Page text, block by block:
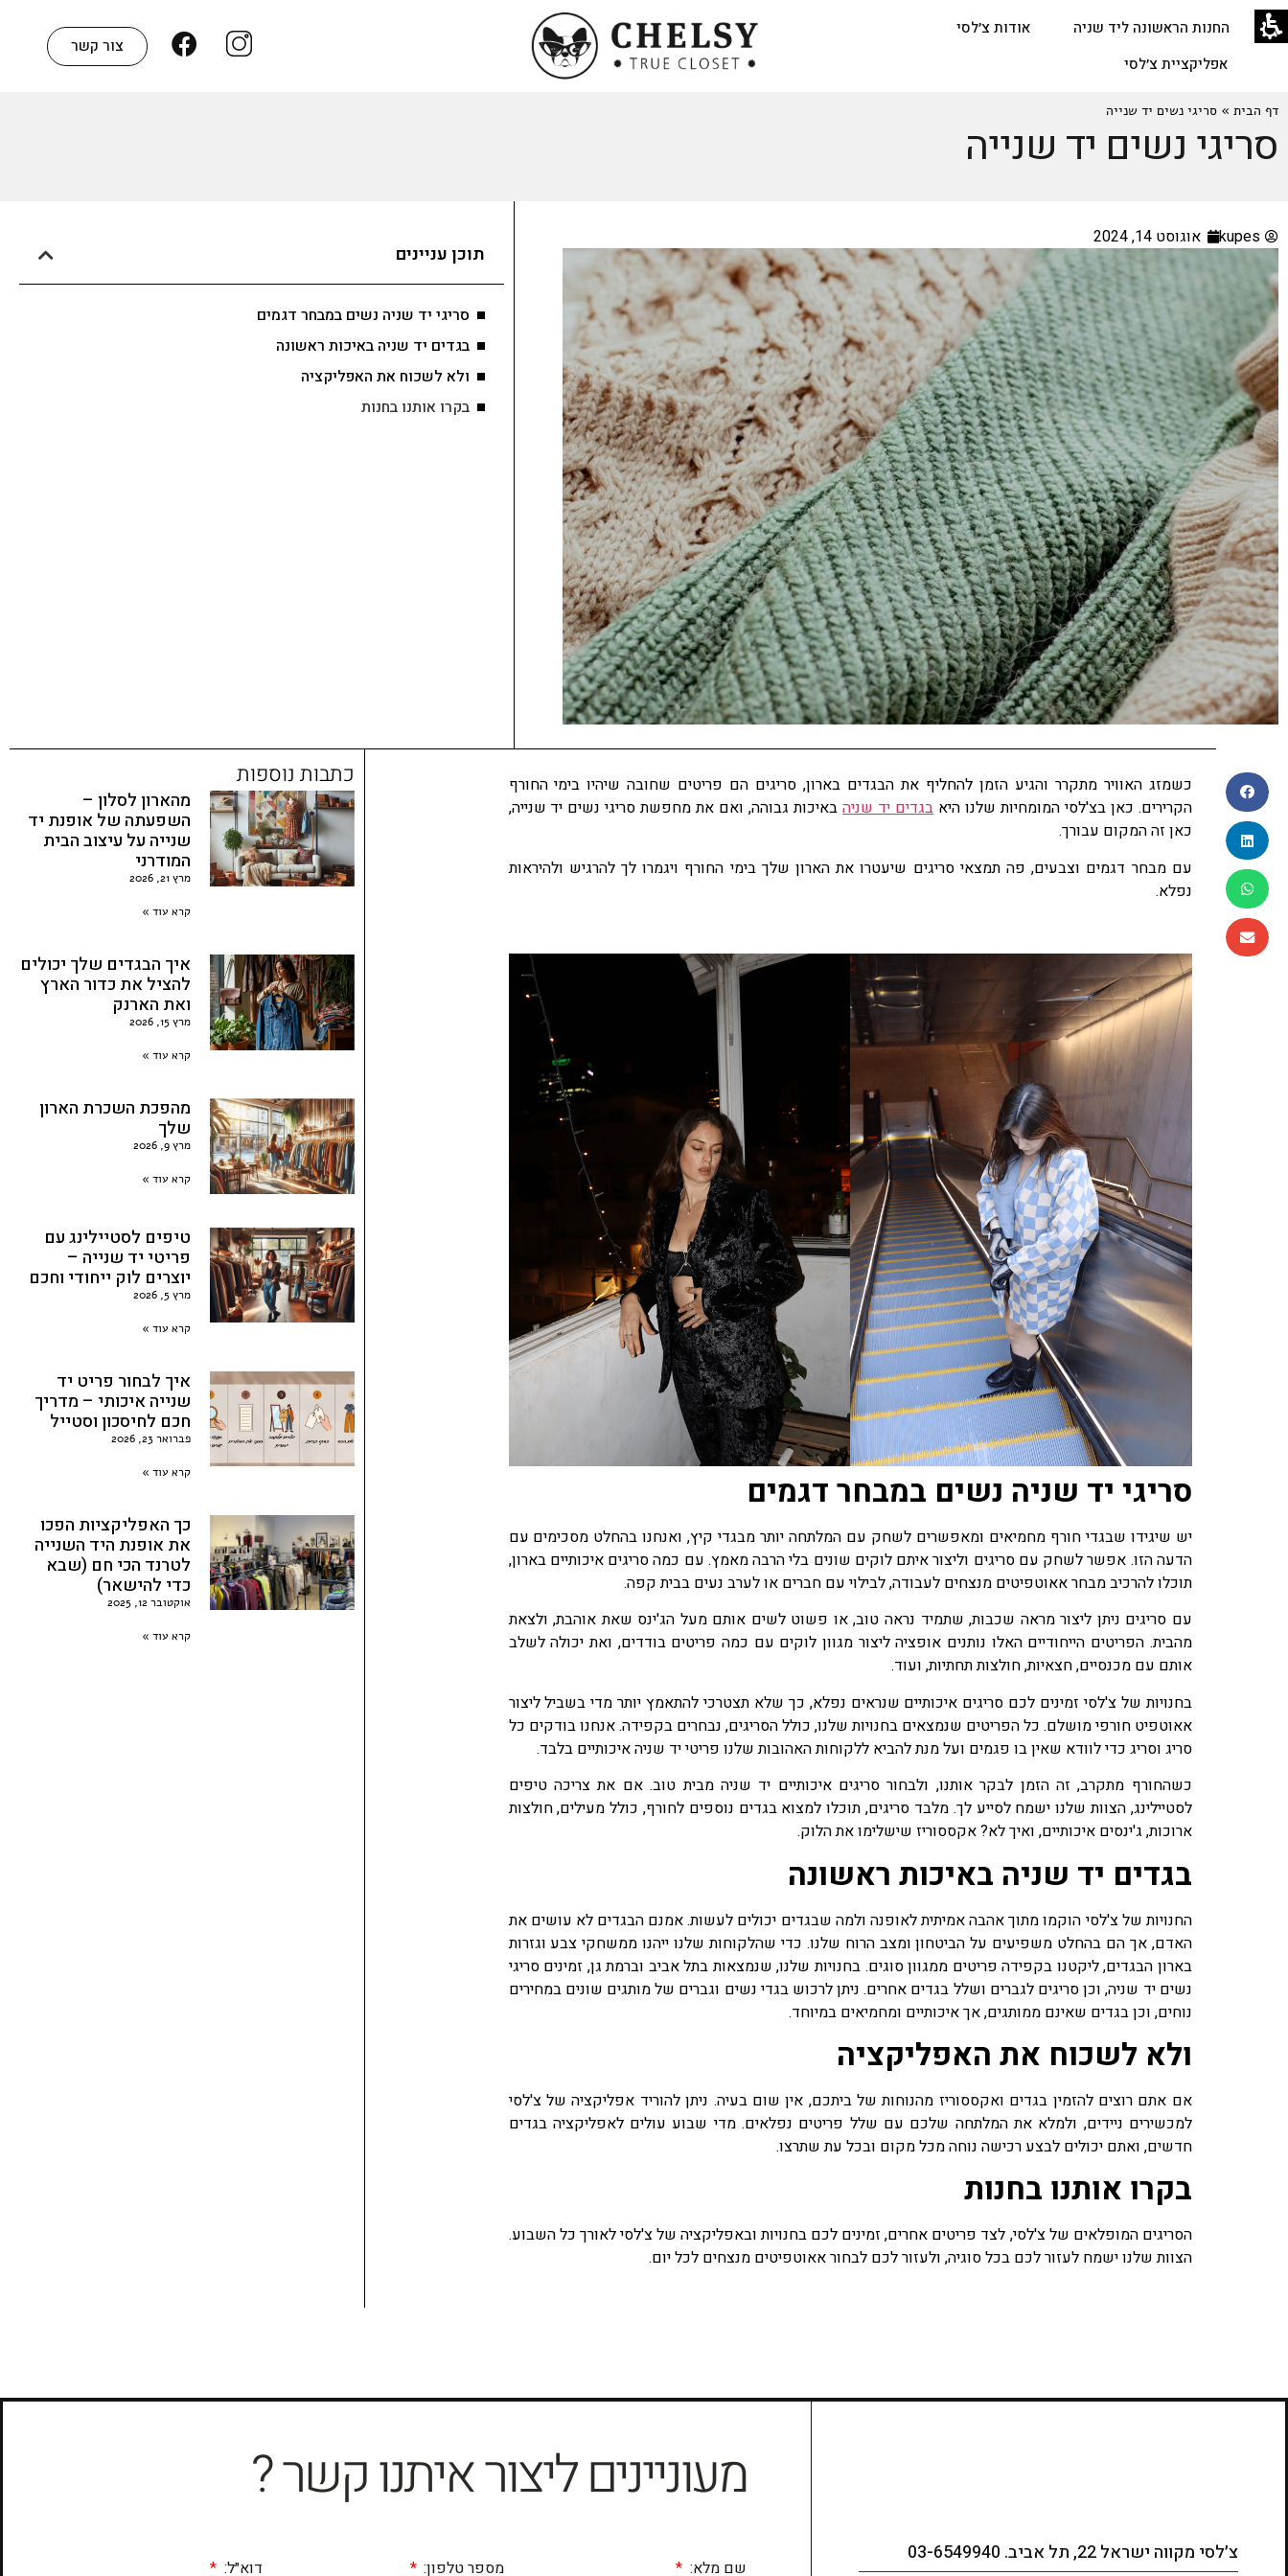
החנות הראשונה ליד שניה
אודות צ׳לסי
אפליקציית צ׳לסי
צור קשר
דף הבית » סריגי נשים יד שנייה
סריגי נשים יד שנייה
kupes אוגוסט 14, 2024
תוכן עניינים
סריגי יד שניה נשים במבחר דגמים
בגדים יד שניה באיכות ראשונה
ולא לשכוח את האפליקציה
בקרו אותנו בחנות
כשמזג האוויר מתקרר והגיע הזמן להחליף את הבגדים בארון, סריגים הם פריטים שחובה שיהיו בימי החורף
הקרירים. כאן בצ'לסי המומחיות שלנו היא בגדים יד שניהבאיכות גבוהה, ואם את מחפשת סריגי נשים יד שנייה,
כאן זה המקום עבורך.
עם מבחר דגמים וצבעים, פה תמצאי סריגים שיעטרו את הארון שלך בימי החורף ויגמרו לך להרגיש ולהיראות
נפלא.
סריגי יד שניה נשים במבחר דגמים
יש שיגידו שבגדי חורף מחמיאים ומאפשרים לשחק עם המלתחה יותר מבגדי קיץ, ואנחנו בהחלט מסכימים עם
הדעה הזו. אפשר לשחק עם סריגים וליצור איתם לוקים שונים בלי הרבה מאמץ. עם כמה סריגים איכותיים בארון,
תוכלו להרכיב מבחר אאוטפיטים מנצחים לעבודה, לבילוי עם חברים או לערב נעים בבית קפה.
עם סריגים ניתן ליצור מראה שכבות, שתמיד נראה טוב, או פשוט לשים אותם מעל הג'ינס שאת אוהבת, ולצאת
מהבית. הפריטים הייחודיים האלו נותנים אופציה ליצור מגוון לוקים עם כמה פריטים בודדים, ואת יכולה לשלב
אותם עם מכנסיים, חצאיות, חולצות תחתיות, ועוד.
בחנויות של צ'לסי זמינים לכם סריגים איכותיים שנראים נפלא, כך שלא תצטרכי להתאמץ יותר מדי בשביל ליצור
אאוטפיט חורפי מושלם. כל הפריטים שנמצאים בחנויות שלנו, כולל הסריגים, נבחרים בקפידה. אנחנו בודקים כל
סריג וסריג כדי לוודא שאין בו פגמים ועל מנת להביא ללקוחות האהובות שלנו פריטי יד שניה איכותיים בלבד.
כשהחורף מתקרב, זה הזמן לבקר אותנו, ולבחור סריגים איכותיים יד שניה מבית טוב. אם את צריכה טיפים
לסטיילינג, הצוות שלנו ישמח לסייע לך. מלבד סריגים, תוכלו למצוא בגדים נוספים לחורף, כולל מעילים, חולצות
ארוכות, ג'ינסים איכותיים, ואיך לא? אקססוריז שישלימו את הלוק.
בגדים יד שניה באיכות ראשונה
החנויות של צ'לסי הוקמו מתוך אהבה אמיתית לאופנה ולמה שבגדים יכולים לעשות. אמנם הבגדים לא עושים את
האדם, אך הם בהחלט משפיעים על הביטחון ומצב הרוח שלנו. כדי שהלקוחות שלנו ייהנו ממשחקי צבע וגזרות
בארון הבגדים, ליקטנו בקפידה פריטים ממגוון סוגים. בחנויות שלנו, שנמצאות בתל אביב וברמת גן, זמינים סריגי
נשים יד שניה, וכן סריגים לגברים ושלל בגדים אחרים. ניתן לרכוש בגדי נשים וגברים של מותגים שונים במחירים
נוחים, וכן בגדים שאינם ממותגים, אך איכותיים ומחמיאים במיוחד.
ולא לשכוח את האפליקציה
אם אתם רוצים להזמין בגדים ואקססוריז מהנוחות של ביתכם, אין שום בעיה. ניתן להוריד אפליקציה של צ'לסי
למכשירים ניידים, ולמלא את המלתחה שלכם עם שלל פריטים נפלאים. מדי שבוע עולים לאפליקציה בגדים
חדשים, ואתם יכולים לבצע רכישה נוחה מכל מקום ובכל עת שתרצו.
בקרו אותנו בחנות
הסריגים המופלאים של צ'לסי, לצד פריטים אחרים, זמינים לכם בחנויות ובאפליקציה של צ'לסי לאורך כל השבוע.
הצוות שלנו ישמח לעזור לכם בכל סוגיה, ולעזור לכם לבחור אאוטפיטים מנצחים לכל יום.
כתבות נוספות
מהארון לסלון –
השפעתה של אופנת יד
שנייה על עיצוב הבית
המודרני
מרץ 21, 2026
קרא עוד »
איך הבגדים שלך יכולים
להציל את כדור הארץ
ואת הארנק
מרץ 15, 2026
קרא עוד »
מהפכת השכרת הארון
שלך
מרץ 9, 2026
קרא עוד »
טיפים לסטיילינג עם
פריטי יד שנייה –
יוצרים לוק ייחודי וחכם
מרץ 5, 2026
קרא עוד »
איך לבחור פריט יד
שנייה איכותי – מדריך
חכם לחיסכון וסטייל
פברואר 23, 2026
קרא עוד »
כך האפליקציות הפכו
את אופנת היד השנייה
לטרנד הכי חם (שבא
כדי להישאר)
אוקטובר 12, 2025
קרא עוד »
צ׳לסי מקווה ישראל 22, תל אביב. 03-6549940
מעוניינים ליצור איתנו קשר ?
שם מלא: מספר טלפון: דוא״ל: